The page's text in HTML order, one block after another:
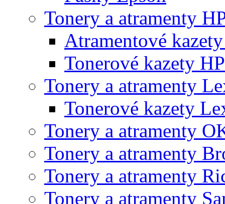
Tonery a atramenty
Atramentové
Tonerové kazety HP
Tonery a atramenty
Tonerové kazety
Tonery a atramenty
Tonery a atramenty
Tonery a atramenty
Tonery a atramenty